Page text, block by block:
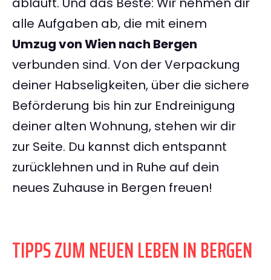
alle Aufgaben ab, die mit einem
Umzug von Wien nach Bergen
verbunden sind. Von der Verpackung
deiner Habseligkeiten, über die sichere
Beförderung bis hin zur Endreinigung
deiner alten Wohnung, stehen wir dir
zur Seite. Du kannst dich entspannt
zurücklehnen und in Ruhe auf dein
neues Zuhause in Bergen freuen!
TIPPS ZUM NEUEN LEBEN IN BERGEN